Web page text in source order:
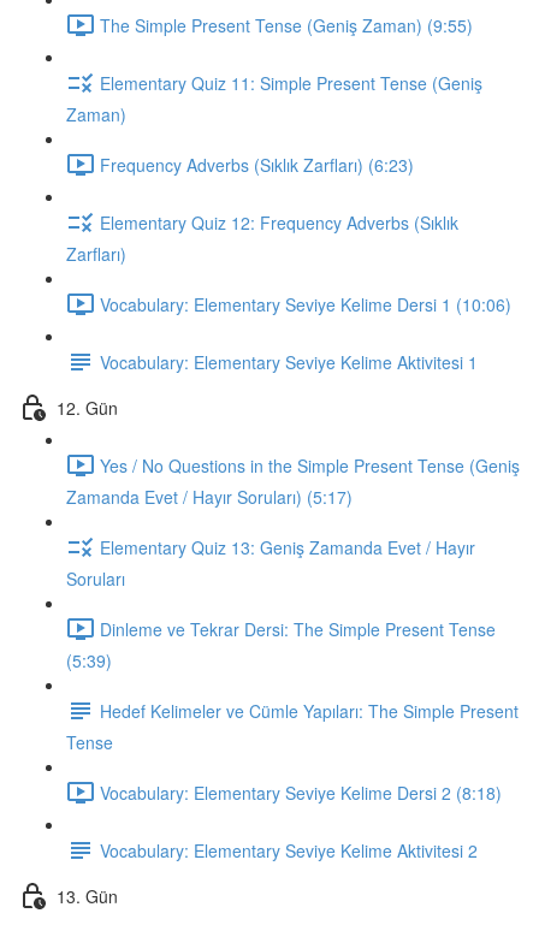
The Simple Present Tense (Geniş Zaman) (9:55)
Elementary Quiz 11: Simple Present Tense (Geniş
Zaman)
Frequency Adverbs (Sıklık Zarfları) (6:23)
Elementary Quiz 12: Frequency Adverbs (Sıklık
Zarfları)
Vocabulary: Elementary Seviye Kelime Dersi 1 (10:06)
Vocabulary: Elementary Seviye Kelime Aktivitesi 1
12. Gün
Yes / No Questions in the Simple Present Tense (Geniş
Zamanda Evet / Hayır Soruları) (5:17)
Elementary Quiz 13: Geniş Zamanda Evet / Hayır
Soruları
Dinleme ve Tekrar Dersi: The Simple Present Tense
(5:39)
Hedef Kelimeler ve Cümle Yapıları: The Simple Present
Tense
Vocabulary: Elementary Seviye Kelime Dersi 2 (8:18)
Vocabulary: Elementary Seviye Kelime Aktivitesi 2
13. Gün